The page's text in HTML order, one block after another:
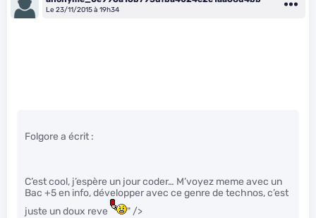
Le 23/11/2015 à 19h34
Folgore a écrit :
C’est cool, j’espère un jour coder… M’voyez meme avec un
Bac +5 en info, développer avec ce genre de technos, c’est
juste un doux reve
" />